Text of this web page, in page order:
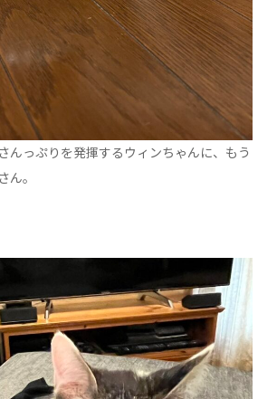
んっぷりを発揮するウィンちゃんに、もう
ん。